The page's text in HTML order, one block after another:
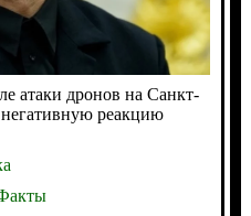
атаки дронов на Санкт-
реакцию